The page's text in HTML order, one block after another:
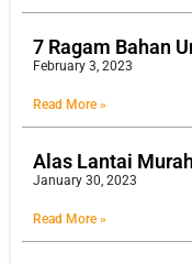
7 Ragam Bahan
February 3, 2023
Read More »
Alas Lantai
January 30, 2023
Read More »